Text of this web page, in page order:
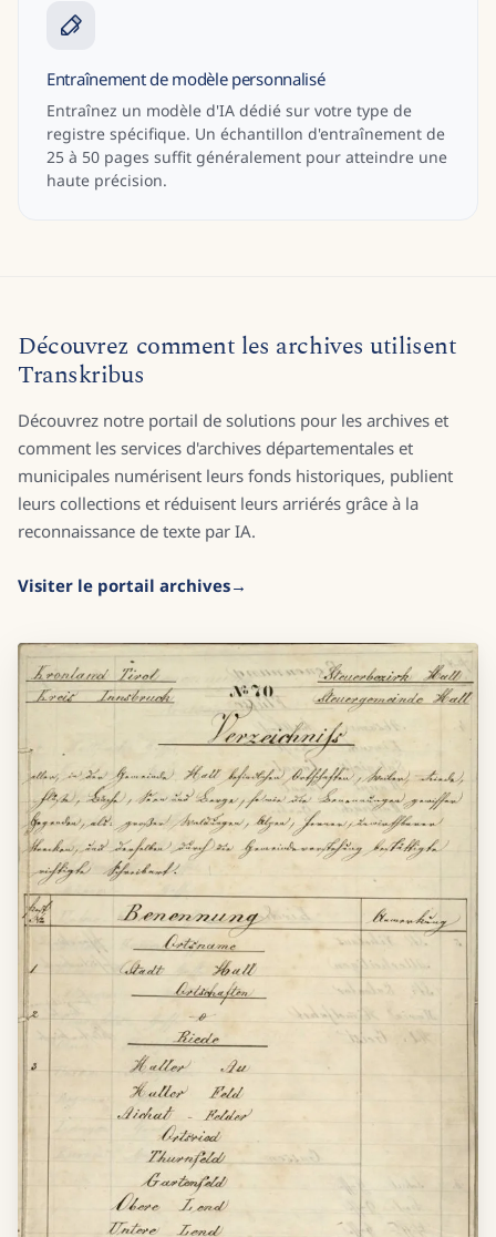
Entraînement de modèle personnalisé
Entraînez un modèle d'IA dédié sur votre type de
registre spécifique. Un échantillon d'entraînement de
25 à 50 pages suffit généralement pour atteindre une
haute précision.
Découvrez comment les archives utilisent
Transkribus
Découvrez notre portail de solutions pour les archives et
comment les services d'archives départementales et
municipales numérisent leurs fonds historiques, publient
leurs collections et réduisent leurs arriérés grâce à la
reconnaissance de texte par IA.
Visiter le portail archives